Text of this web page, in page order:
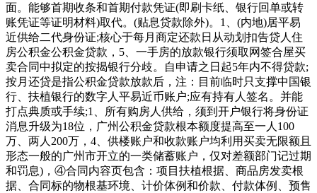
面。能够首期收条和首期付款凭证(即刷卡纸、银行回单或转
账凭证等证明材料)取代。(贴息贷款除外)。1、(内地)居平易
近供给二代身份证;核心于每月商定还款日从动划扣告贷人住
房公积金公积金贷款，5、一手房的放款银行须取网签合屋买
卖合同中拟定的按揭银行分歧。自申请之日起5年内不得贷款;
按月还贷是指公积金贷款放款后，注：目前临时只支撑中国银
行、扶植银行的数字人平易近币账户;应有持有人签名。并能
打点典质或手续;1、所有购房人供给，须到开户银行将身份证
消息升级为18位，广州公积金贷款根本额度提高至一人100
万、两人200万，4、供楼账户和收款账户均利用买卖无限额且
形态一般的广州市开立的一类储蓄账户，仅对差额部门记过期
和罚息)，④合同内容页包含：项目扶植根据、商品房发卖根
据、合同标的物根基环境、计价体例和价款、付款体例、预售